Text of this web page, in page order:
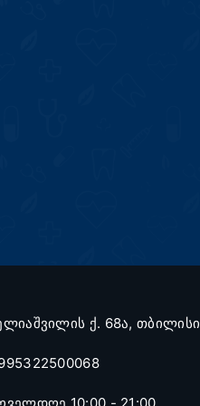
ქ. 68ა, თბილისი
10:00 - 21:00